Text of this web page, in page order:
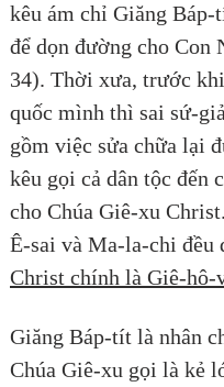
kêu ám chỉ Giăng
để dọn đường cho
34). Thời xưa, trước
quốc mình thì sai sứ-
gồm việc sửa chữa lại
kêu gọi cả dân tộc đến
cho Chúa Giê-xu Christ.
Ê-sai và Ma-la-chi đều
Christ chính là Giê-hô-
Giăng Báp-tít là nhân
Chúa Giê-xu gọi là kẻ